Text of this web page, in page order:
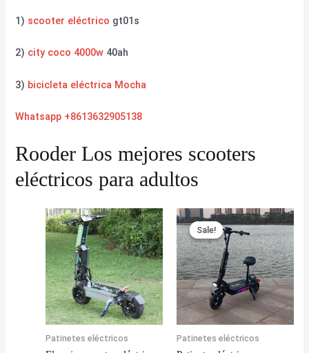
1) scooter eléctrico gt01s
2) city coco 4000w 40ah
3) bicicleta eléctrica Mocha
Whatsapp +8613632905138
Rooder Los mejores scooters
eléctricos para adultos
Patinetes eléctricos
Sale!
Sale!
Patinetes eléctricos